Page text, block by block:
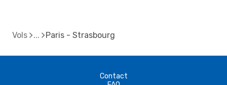
Vols Paris - Strasbourg
Contact